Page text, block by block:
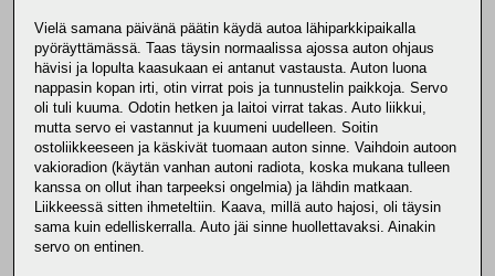
Vielä samana päivänä päätin käydä autoa lähiparkkipaikalla
pyöräyttämässä. Taas täysin normaalissa ajossa auton ohjaus
hävisi ja lopulta kaasukaan ei antanut vastausta. Auton luona
nappasin kopan irti, otin virrat pois ja tunnustelin paikkoja. Servo
oli tuli kuuma. Odotin hetken ja laitoi virrat takas. Auto liikkui,
mutta servo ei vastannut ja kuumeni uudelleen. Soitin
ostoliikkeeseen ja käskivät tuomaan auton sinne. Vaihdoin autoon
vakioradion (käytän vanhan autoni radiota, koska mukana tulleen
kanssa on ollut ihan tarpeeksi ongelmia) ja lähdin matkaan.
Liikkeessä sitten ihmeteltiin. Kaava, millä auto hajosi, oli täysin
sama kuin edelliskerralla. Auto jäi sinne huollettavaksi. Ainakin
servo on entinen.